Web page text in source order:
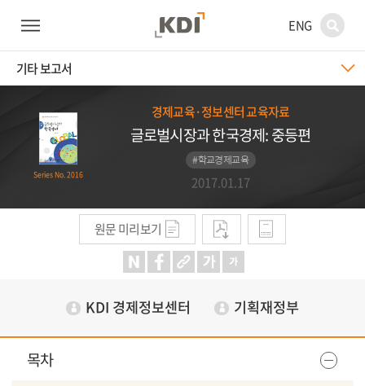
ENG
기타 보고서
Series No. 2016
경제교육·정보센터 교육자료
글로벌시장과 한국경제: 중등편
#학교경제교육
2017.01.17
원문 미리보기
KDI 경제정보센터 기획재정부
목차